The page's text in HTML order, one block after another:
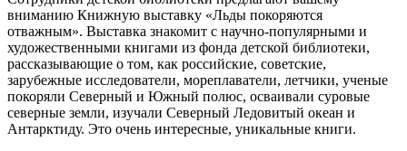
вниманию Книжную выставку «Льды покоряются
отважным». Выставка знакомит с научно-популярными и
художественными книгами из фонда детской библиотеки,
рассказывающие о том, как российские, советские,
зарубежные исследователи, мореплаватели, летчики, ученые
покоряли Северный и Южный полюс, осваивали суровые
северные земли, изучали Северный Ледовитый океан и
Антарктиду. Это очень интересные, уникальные книги.